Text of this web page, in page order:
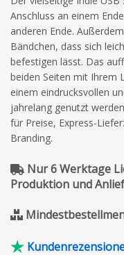
Anschluss an einem
anderen Ende.
Bändchen, dass sich
befestigen lässt. Das
beiden Seiten mit Ihrem
einem eindrucksvollen
jahrelang genutzt
für Preise, Express-
Branding.
Nur 6 Werktage
Produktion und